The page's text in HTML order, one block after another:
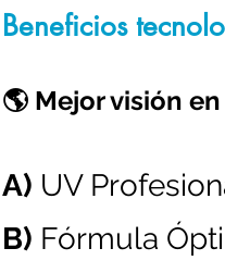
Beneficios
🌎 Mejor visión
A) UV
B) Fórmula